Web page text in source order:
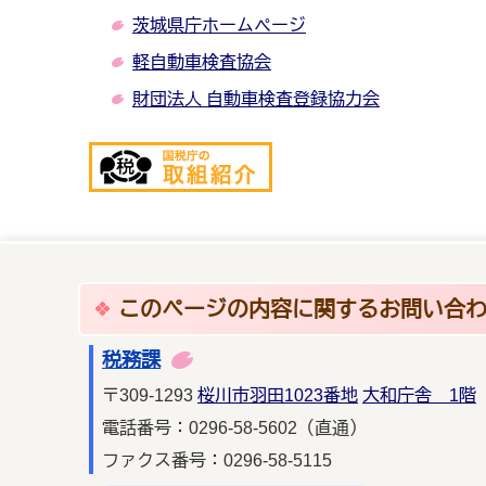
茨城県庁ホームページ
軽自動車検査協会
財団法人 自動車検査登録協力会
このページの内容に関するお問い合
税務課
〒309-1293 桜川市羽田1023番地 大和庁舎 1階
電話番号：0296-58-5602（直通）
ファクス番号：0296-58-5115